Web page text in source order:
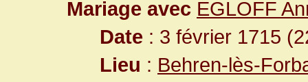
Mariage avec EGLOFF
Date : 3 février 1715
Lieu : Behren-lès-